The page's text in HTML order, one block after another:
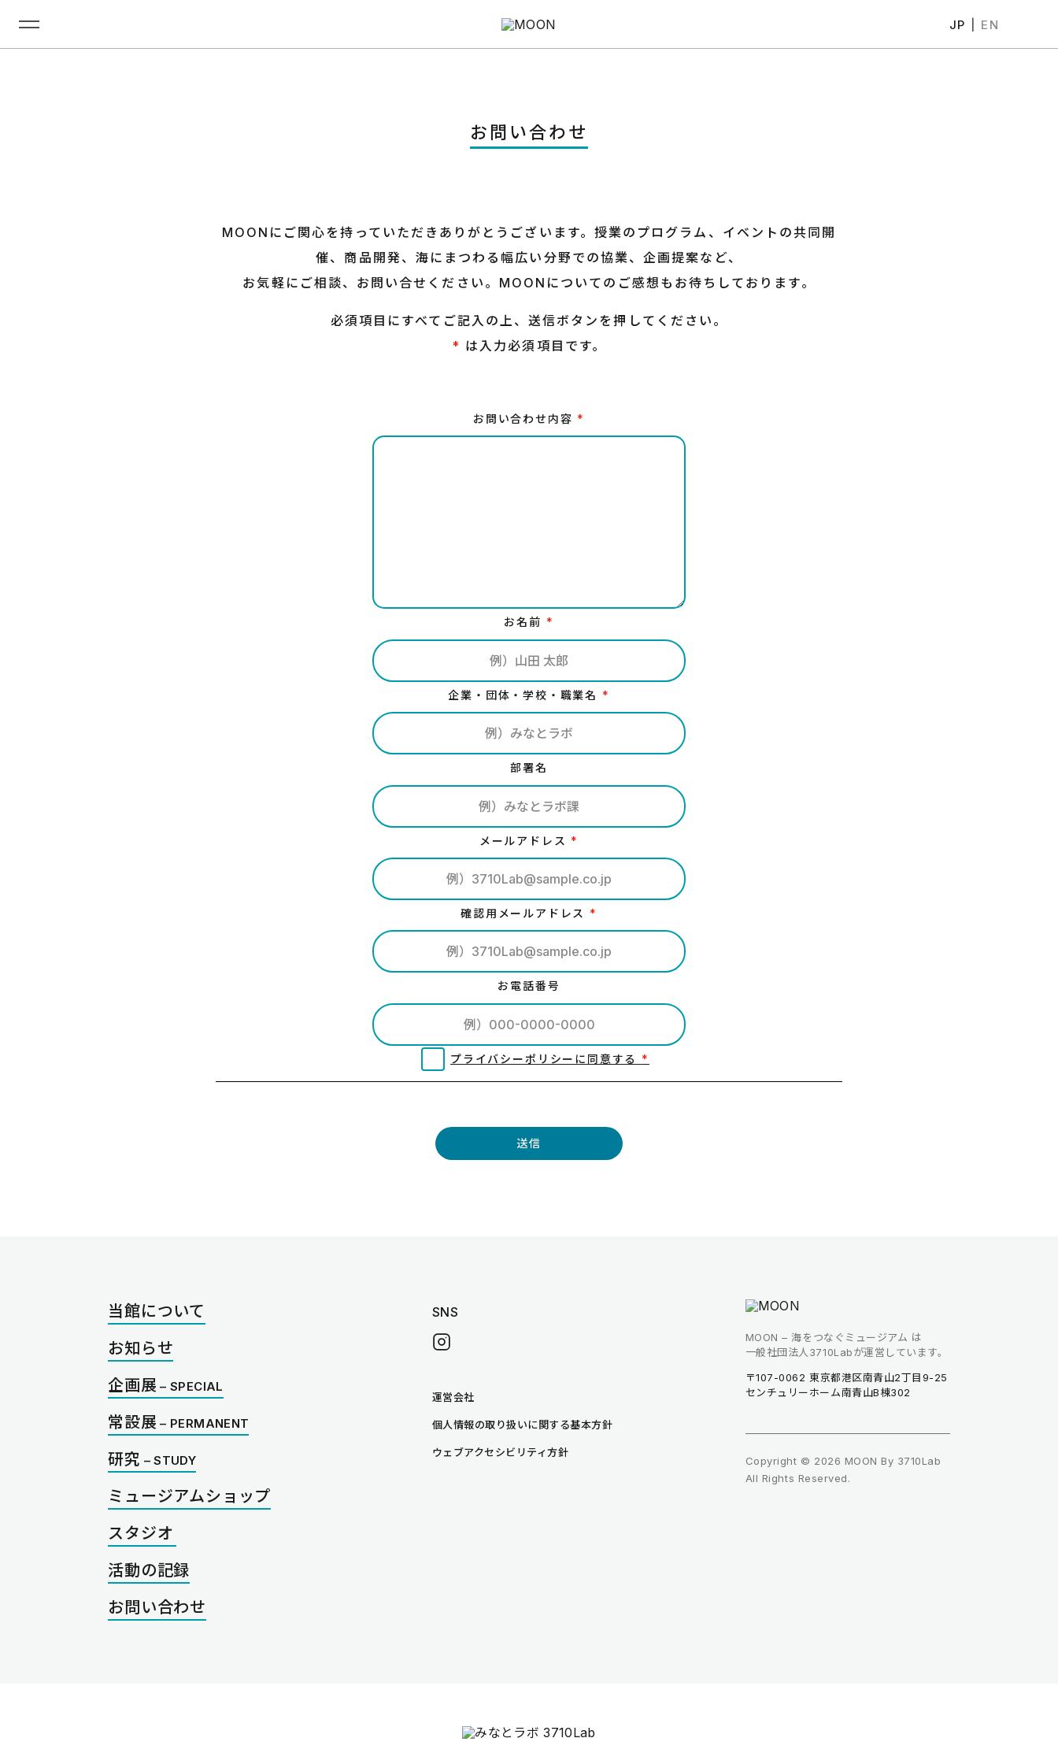
JP EN
お問い合わせ
MOONにご関心を持っていただき ありがとうございます。 授業のプログラム、 イベントの共同開
催、商品開発、 海にまつわる幅広い分野での協業、企画提案など、
お気軽にご相談、お問い合せください。 MOONについてのご感想もお待ちしております。
必須項目にすべてご記入の上、 送信ボタンを押してください。
* は入力必須項目です。
お問い合わせ内容 *
お名前 *
企業・団体・学校・職業名 *
部署名
メールアドレス *
確認用メールアドレス *
お電話番号
プライバシーポリシーに同意する *
当館について
お知らせ
企画展
常設展
研究
ミュージアムショップ
スタジオ
活動の記録
お問い合わせ
SNS
運営会社
個人情報の取り扱いに関する基本方針
ウェブアクセシビリティ方針
MOON – 海をつなぐミュージアム は
一般社団法人3710Labが運営しています。
〒107-0062 東京都港区南青山2丁目9-25
センチュリーホーム南青山B棟302
Copyright © 2026 MOON By 3710Lab
All Rights Reserved.